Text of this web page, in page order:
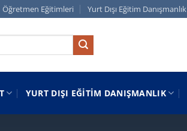
Öğretmen Eğitimleri Yurt Dışı Eğitim Danışmanlık
YURT DIŞI EĞITIM DANIŞMANLIK